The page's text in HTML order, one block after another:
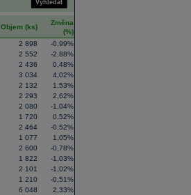
Vyhledat
Objem (ks)
Změna
(%)
2 898
-0,99%
2 552
-2,88%
2 436
0,48%
3 034
4,02%
2 132
1,53%
2 293
2,62%
2 080
-1,04%
1 720
0,52%
2 464
-0,52%
1 077
1,05%
2 600
-0,78%
1 822
-1,03%
2 101
-1,02%
1 210
-0,51%
6 048
2,33%